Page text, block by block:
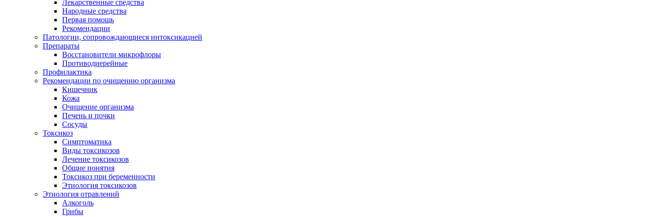
Лекарственные средства
Народные средства
Первая помощь
Рекомендации
Патологии, сопровождающиеся интоксикацией
Препараты
Восстановители микрофлоры
Противодиерейные
Профилактика
Рекомендации по очищению организма
Кишечник
Кожа
Очищение организма
Печень и почки
Сосуды
Токсикоз
Cимптоматика
Виды токсикозов
Лечение токсикозов
Общие понятия
Токсикоз при беременности
Этиология токсикозов
Этиология отравлений
Алкоголь
Грибы